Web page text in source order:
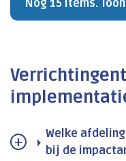
Nog 15 items.
Welke
bij de